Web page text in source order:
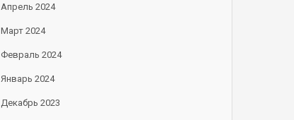
Апрель 2024
Март 2024
Февраль 2024
Январь 2024
Декабрь 2023